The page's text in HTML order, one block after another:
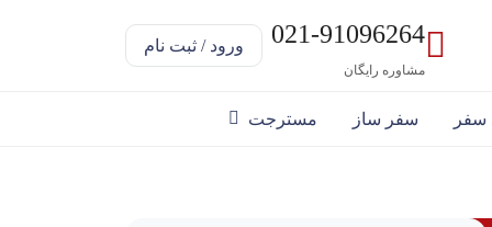
021-91096264
مشاوره رایگان
ورود / ثبت نام
سفر سفر ساز مسترجت